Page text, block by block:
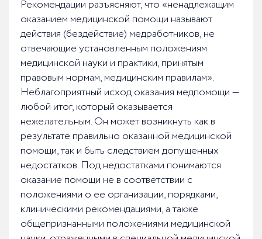
Рекомендации разъясняют, что «ненадлежащим
оказанием медицинской помощи называют
действия (бездействие) медработников, не
отвечающие установленным положениям
медицинской науки и практики, принятым
правовым нормам, медицинским правилам».
Неблагоприятный исход оказания медпомощи —
любой итог, который оказывается
нежелательным. Он может возникнуть как в
результате правильно оказанной медицинской
помощи, так и быть следствием допущенных
недостатков. Под недостатками понимаются
оказание помощи не в соответствии с
положениями о ее организации, порядками,
клиническими рекомендациями, а также
общепризнанными положениями медицинской